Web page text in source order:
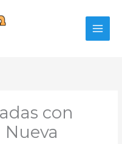
con
Nueva